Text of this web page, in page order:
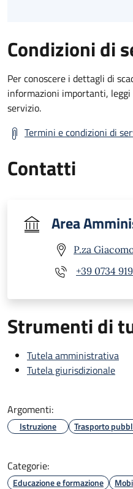
Condizioni di
Per conoscere i dettagli di
informazioni importanti,
servizio.
Termini e condizioni di
Contatti
Area
P.za
+39 0734
Strumenti di
Tutela amministrativa
Tutela giurisdizionale
Argomenti:
Istruzione Trasporto
Categorie:
Educazione e formazione